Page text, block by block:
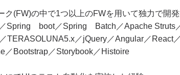
ク(FW)の中で1つ以上のFWを用いて独力で開
Spring boot／Spring Batch／Apache Struts
TERASOLUNA5.x／jQuery／Angular／React
Bootstrap／Storybook／Histoire